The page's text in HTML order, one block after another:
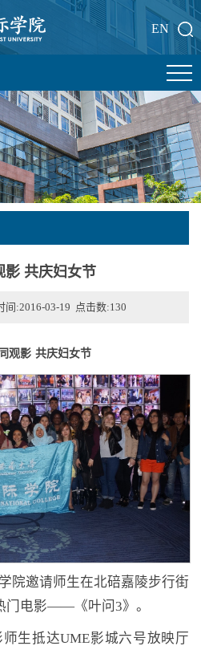
EN
影 共庆妇女节
间:2016-03-19 点击数:130
观影 共庆妇女节
院邀请师生在北碚嘉陵步行街
门电影——《叶问3》。
师生抵达UME影城六号放映厅